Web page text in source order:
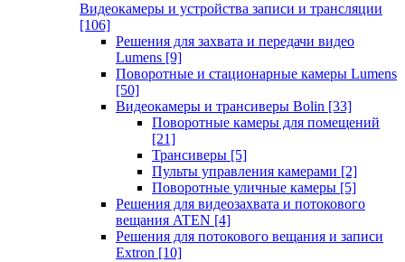
Видеокамеры и устройства записи и трансляции
[106]
Решения для захвата и передачи видео
Lumens [9]
Поворотные и стационарные камеры Lumens
[50]
Видеокамеры и трансиверы Bolin [33]
Поворотные камеры для помещений
[21]
Трансиверы [5]
Пульты управления камерами [2]
Поворотные уличные камеры [5]
Решения для видеозахвата и потокового
вещания ATEN [4]
Решения для потокового вещания и записи
Extron [10]